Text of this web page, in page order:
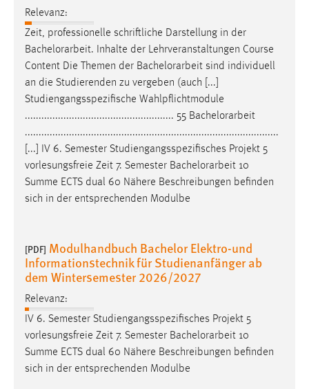
Relevanz:
Zeit, professionelle schriftliche Darstellung in der
Bachelorarbeit. Inhalte der Lehrveranstaltungen Course
Content Die Themen der Bachelorarbeit sind individuell
an die Studierenden zu vergeben (auch [...]
Studiengangsspezifische Wahlpflichtmodule
...................................................... 55 Bachelorarbeit
............................................................................................
[...] IV 6. Semester Studiengangsspezifisches Projekt 5
vorlesungsfreie Zeit 7. Semester Bachelorarbeit 10
Summe ECTS dual 60 Nähere Beschreibungen befinden
sich in der entsprechenden Modulbe
[PDF] Modulhandbuch Bachelor Elektro-und
Informationstechnik für Studienanfänger ab
dem Wintersemester 2026/2027
Relevanz:
IV 6. Semester Studiengangsspezifisches Projekt 5
vorlesungsfreie Zeit 7. Semester Bachelorarbeit 10
Summe ECTS dual 60 Nähere Beschreibungen befinden
sich in der entsprechenden Modulbe